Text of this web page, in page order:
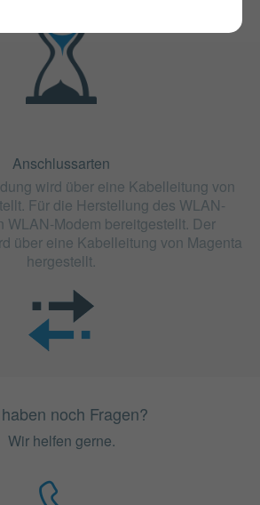
Anschlussarten
wird über eine Kabelleitung von
Für die Herstellung des WLAN-
WLAN-Modem bereitgestellt. Der
über eine Kabelleitung von Magenta
hergestellt.
noch Fragen?
Wir helfen gerne.